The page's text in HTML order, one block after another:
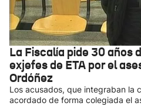
La Fiscalía pide 30 años
exjefes de ETA por el
Ordóñez
Los acusados, que integraban la
acordado de forma colegiada el